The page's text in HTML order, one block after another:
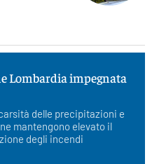
Lombardia impegnata
delle precipitazioni e
mantengono elevato il
degli incendi